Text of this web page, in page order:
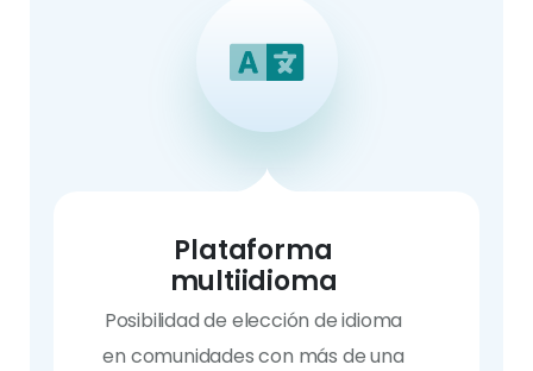
Plataforma
multiidioma
Posibilidad de elección de idioma
en comunidades con más de una